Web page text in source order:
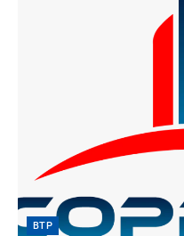
BTP